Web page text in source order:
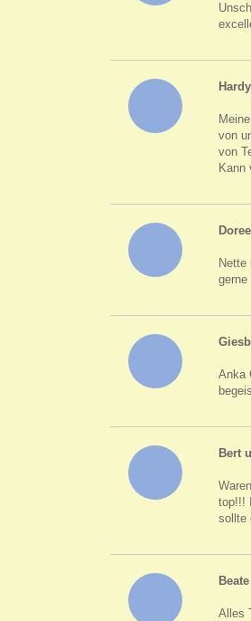
von
von
Kann
Nette
gerne
Anka
Bert
top!!!
sollte
Alles